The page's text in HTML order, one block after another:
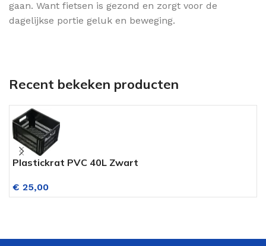
gaan. Want fietsen is gezond en zorgt voor de
dagelijkse portie geluk en beweging.
Recent bekeken producten
Plastickrat PVC 40L Zwart
€ 25,00